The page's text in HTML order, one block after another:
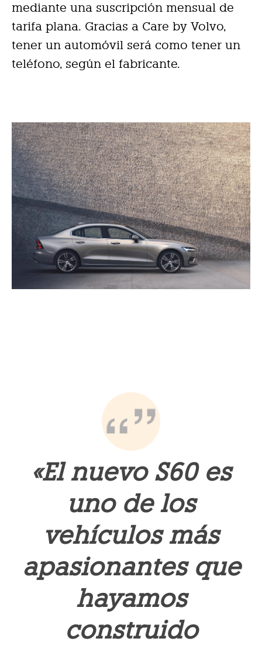
mediante una suscripción mensual de
tarifa plana. Gracias a Care by Volvo,
tener un automóvil será como tener un
teléfono, según el fabricante.
«El nuevo S60 es
uno de los
vehículos más
apasionantes que
hayamos
construido